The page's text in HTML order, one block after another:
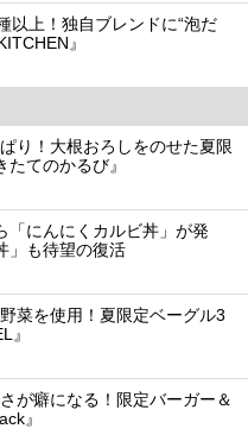
以上！独自ブレンドに“泡だ
』
り！大根おろしをのせた夏限
てのかるび』
「にんにくカルビ丼」が発
」も待望の復活
菜を使用！夏限定ベーグル3
』
が癖になる！限定バーガー＆
』